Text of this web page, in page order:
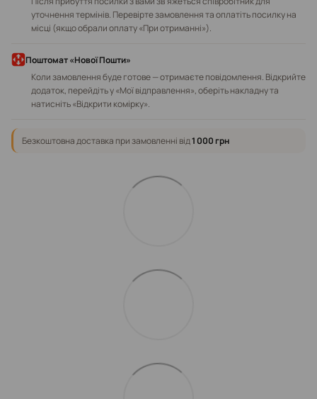
уточнення термінів. Перевірте замовлення та оплатіть посилку на
місці (якщо обрали оплату «При отриманні»).
Поштомат «Нової Пошти»
Коли замовлення буде готове — отримаєте повідомлення. Відкрийте
додаток, перейдіть у «Мої відправлення», оберіть накладну та
натисніть «Відкрити комірку».
Безкоштовна доставка при замовленні від1 000 грн